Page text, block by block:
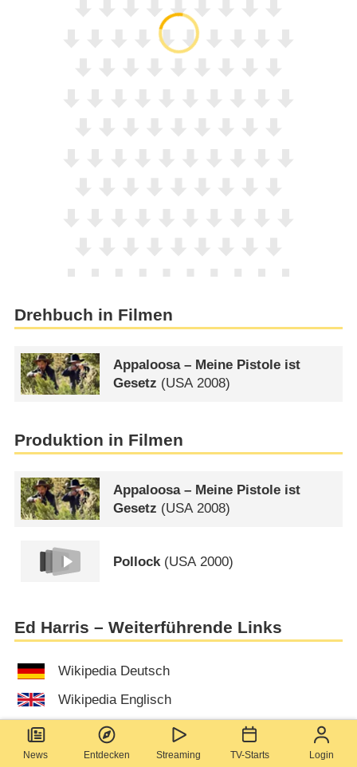
News Entdecken Streaming TV-Starts Login
Drehbuch in Filmen
Appaloosa – Meine Pistole ist
Gesetz (USA2008)
Produktion in Filmen
Appaloosa – Meine Pistole ist
Gesetz (USA2008)
Pollock (USA 2000)
Ed Harris – Weiterführende Links
Wikipedia Deutsch
Wikipedia Englisch
Ed Harris – News